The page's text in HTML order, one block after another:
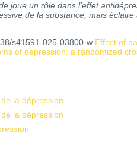
joue un rôle dans l’effet
de la substance, mais
s41591-025-03800-w Effect of
of depression: a randomized
la dépression
la dépression